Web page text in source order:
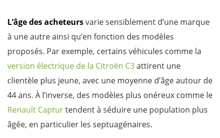
L’âge des acheteursvarie sensiblement d’une marque
à une autre ainsi qu’en fonction des modèles
proposés. Par exemple, certains véhicules comme la
version électrique de la Citroën C3attirent une
clientèle plus jeune, avec une moyenne d’âge autour de
44 ans. À l’inverse, des modèles plus onéreux comme le
Renault Capturtendent à séduire une population plus
âgée, en particulier les septuagénaires.